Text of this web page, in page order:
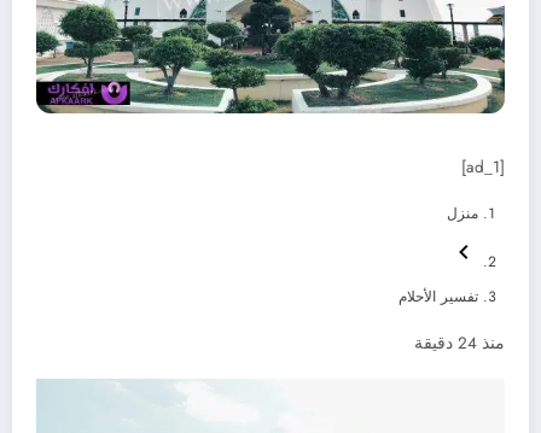
[ad_1]
منزل
تفسير الأحلام
منذ 24 دقيقة